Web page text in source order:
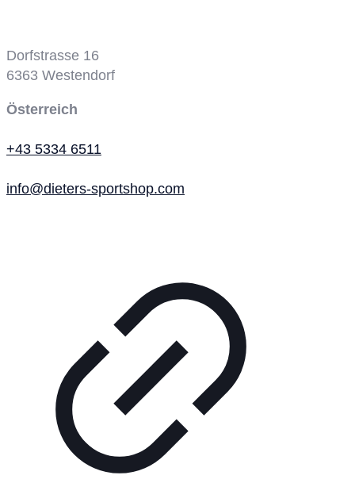
Dorfstrasse 16
6363 Westendorf
Österreich
+43 5334 6511
info@dieters-sportshop.com